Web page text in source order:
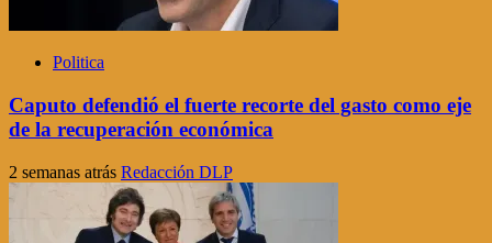
Politica
Caputo defendió el fuerte recorte del gasto como eje
de la recuperación económica
2 semanas atrás Redacción DLP